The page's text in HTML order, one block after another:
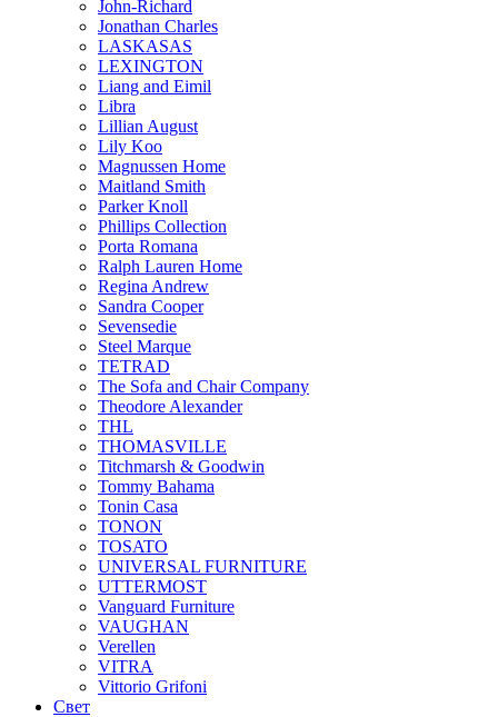
John-Richard
Jonathan Charles
LASKASAS
LEXINGTON
Liang and Eimil
Libra
Lillian August
Lily Koo
Magnussen Home
Maitland Smith
Parker Knoll
Phillips Collection
Porta Romana
Ralph Lauren Home
Regina Andrew
Sandra Cooper
Sevensedie
Steel Marque
TETRAD
The Sofa and Chair Company
Theodore Alexander
THL
THOMASVILLE
Titchmarsh & Goodwin
Tommy Bahama
Tonin Casa
TONON
TOSATO
UNIVERSAL FURNITURE
UTTERMOST
Vanguard Furniture
VAUGHAN
Verellen
VITRA
Vittorio Grifoni
Свет